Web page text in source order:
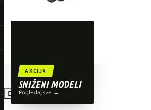
AKCIJA
SNIŽENI MODELI
Pogledaj sve →
